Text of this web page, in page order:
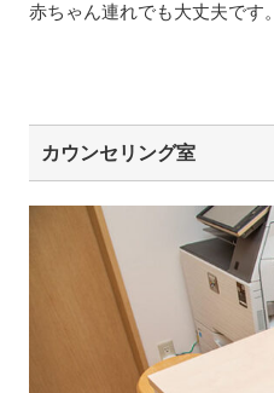
赤ちゃん連れでも大丈夫です。
カウンセリング室